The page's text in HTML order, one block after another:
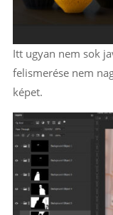
Itt ugyan nem sok
felismerése nem
képet.